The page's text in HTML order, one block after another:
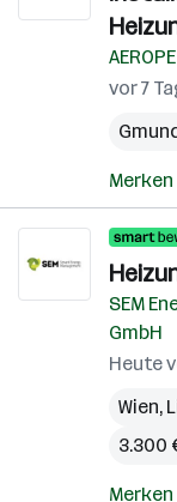
vor 7
Merken
SEM
GmbH
Heute
Wien,
3.300
Merken